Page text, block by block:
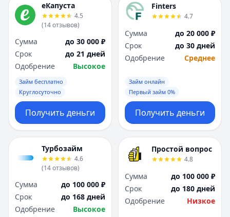
еКапуста
4.5
(14отзывов)
Сумма
до 30 000 ₽
Срок
до 21 дней
Одобрение
Высокое
Займ бесплатно
Круглосуточно
Получить деньги
Finters
4.7
Сумма
до 20 000 ₽
Срок
до 30 дней
Одобрение
Среднее
Займ онлайн
Первый займ 0%
Получить деньги
Турбозайм
4.6
(14отзывов)
Сумма
до 100 000 ₽
Срок
до 168 дней
Одобрение
Высокое
Простой вопрос
4.8
Сумма
до 100 000 ₽
Срок
до 180 дней
Одобрение
Низкое